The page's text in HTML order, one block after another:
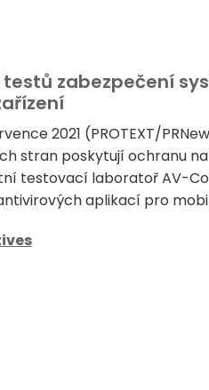
zabezpečení
2021 (PROTEXT/
stran poskytují ochranu
testovací laboratoř AV-
aplikací pro